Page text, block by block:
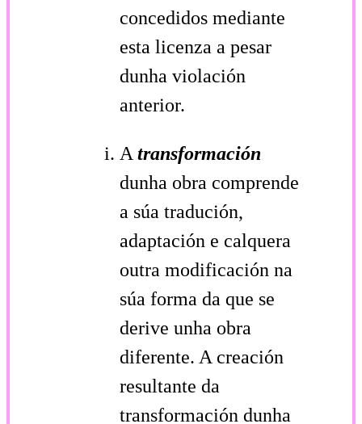
concedidos mediante
esta licenza a pesar
dunha violación
anterior.
A transformación
dunha obra comprende
a súa tradución,
adaptación e calquera
outra modificación na
súa forma da que se
derive unha obra
diferente. A creación
resultante da
transformación dunha